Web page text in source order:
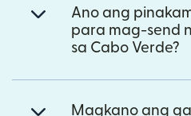
Ano ang
para mag-send
sa Cabo Verde?
Magkano ang